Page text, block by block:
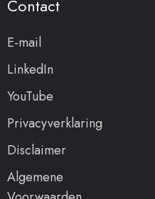
Contact
E-mail
LinkedIn
YouTube
Privacyverklaring
Disclaimer
Algemene